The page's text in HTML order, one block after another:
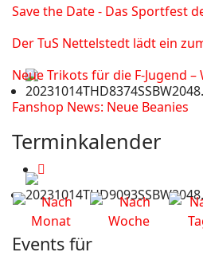
Save the Date - Das Sportfest
Der TuS Nettelstedt lädt ein
Neue Trikots für die F-Jugend –
Fanshop News: Neue Beanies
Terminkalender
Events für